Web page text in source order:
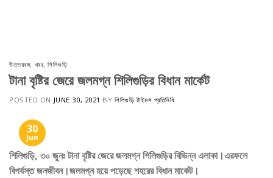
উত্তরবঙ্গ, খবর,শিলিগুড়ি
টানা বৃষ্টির জেরে জলমগ্ন শিলিগুড়ির বিধান মার্কেট
POSTED ON JUNE 30, 2021 BYশিলিগুড়ি টাইমস প্রতিনিধি
30
Jun
শিলিগুড়ি, ৩০ জুনঃ টানা বৃষ্টির জেরে জলমগ্ন শিলিগুড়ির বিভিন্ন এলাকা।এরফলে
বিপর্যস্ত জনজীবন।জলমগ্ন হয়ে পড়েছে শহরের বিধান মার্কেট।